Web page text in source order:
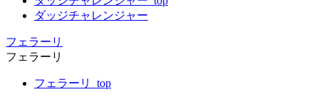
ダッジチャレンジャー
フェラーリ
フェラーリ
フェラーリ_top